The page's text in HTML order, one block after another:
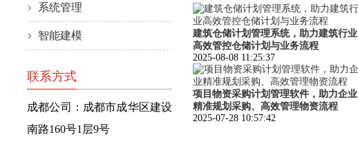
系统管理
智能建模
联系方式
成都公司：成都市成华区建设
南路160号1层9号
建筑仓储计划管理系统，助力建筑行业
高效管控仓储计划与业务流程
2025-08-08 11:25:37
项目物资采购计划管理软件，助力企业
精准规划采购、高效管理物资流程
2025-07-28 10:57:42